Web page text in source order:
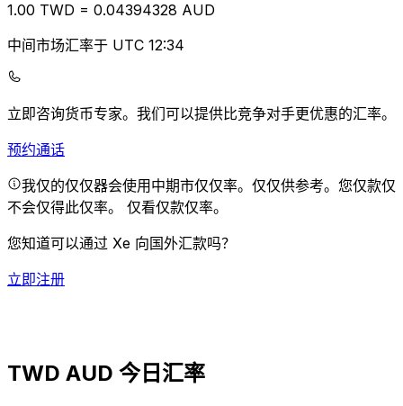
1.00 TWD = 0.04394328 AUD
中间市场汇率于 UTC 12:34
立即咨询货币专家。 我们可以提供比竞争对手更优惠的汇率。
预约通话
我仅的仅仅器会使用中期市仅仅率。仅仅供参考。您仅款仅
不会仅得此仅率。 仅看仅款仅率。
您知道可以通过 Xe 向国外汇款吗？
立即注册
TWD AUD 今日汇率